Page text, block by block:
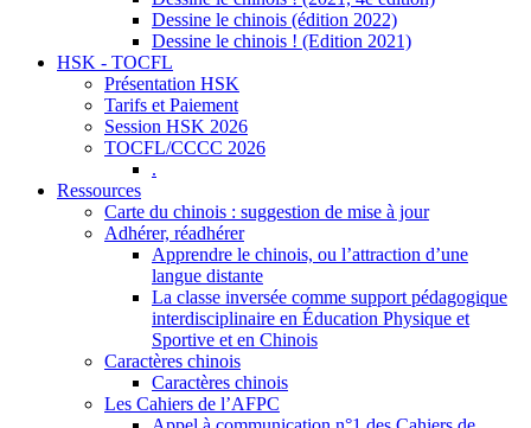
Dessine le chinois (édition 2022)
Dessine le chinois ! (Edition 2021)
HSK - TOCFL
Présentation HSK
Tarifs et Paiement
Session HSK 2026
TOCFL/CCCC 2026
.
Ressources
Carte du chinois : suggestion de mise à jour
Adhérer, réadhérer
Apprendre le chinois, ou l’attraction d’une
langue distante
La classe inversée comme support pédagogique
interdisciplinaire en Éducation Physique et
Sportive et en Chinois
Caractères chinois
Caractères chinois
Les Cahiers de l’AFPC